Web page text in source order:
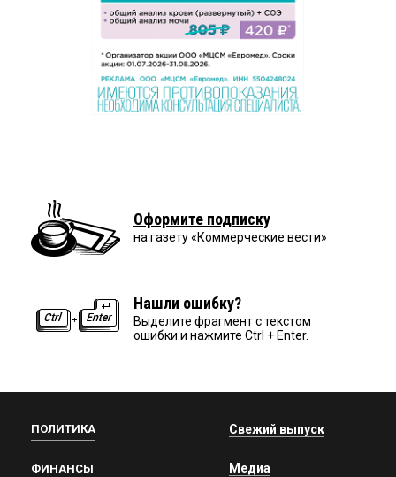
Оформите подписку
на газету «Коммерческие вести»
Нашли ошибку?
Выделите фрагмент с текстом
ошибки и нажмите Ctrl + Enter.
ПОЛИТИКА
ФИНАНСЫ
Свежий выпуск
Медиа